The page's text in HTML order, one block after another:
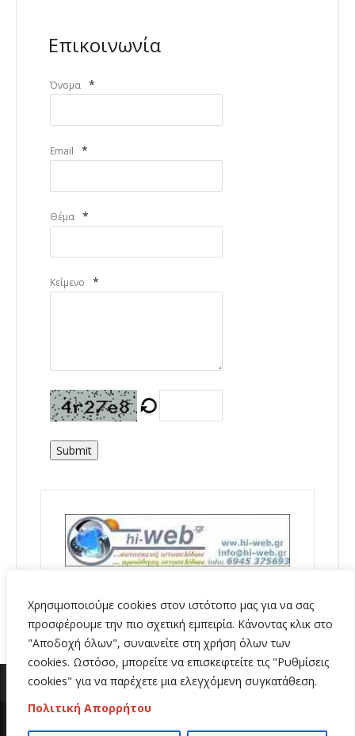
Χρησιμοποιούμε cookies στον ιστότοπο μας για να σας
προσφέρουμε την πιο σχετική εμπειρία. Κάνοντας κλικ στο
"Αποδοχή όλων", συναινείτε στη χρήση όλων των
cookies. Ωστόσο, μπορείτε να επισκεφτείτε τις "Ρυθμίσεις
cookies" για να παρέχετε μια ελεγχόμενη συγκατάθεση.
Πολιτική Απορρήτου
Επικοινωνία
Όνομα *
Email *
Θέμα *
Κείμενο *
Submit
Copyright 2020 | All Rights Reserved | Κατασκευή